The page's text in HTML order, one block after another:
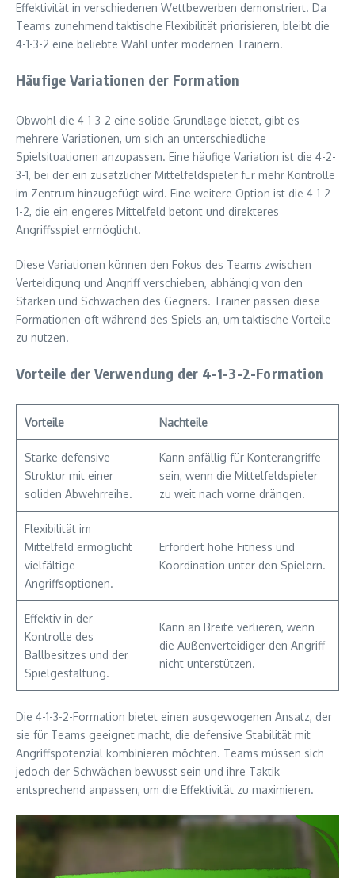
Effektivität in verschiedenen Wettbewerben demonstriert. Da
Teams zunehmend taktische Flexibilität priorisieren, bleibt die
4-1-3-2 eine beliebte Wahl unter modernen Trainern.
Häufige Variationen der Formation
Obwohl die 4-1-3-2 eine solide Grundlage bietet, gibt es
mehrere Variationen, um sich an unterschiedliche
Spielsituationen anzupassen. Eine häufige Variation ist die 4-2-
3-1, bei der ein zusätzlicher Mittelfeldspieler für mehr Kontrolle
im Zentrum hinzugefügt wird. Eine weitere Option ist die 4-1-2-
1-2, die ein engeres Mittelfeld betont und direkteres
Angriffsspiel ermöglicht.
Diese Variationen können den Fokus des Teams zwischen
Verteidigung und Angriff verschieben, abhängig von den
Stärken und Schwächen des Gegners. Trainer passen diese
Formationen oft während des Spiels an, um taktische Vorteile
zu nutzen.
Vorteile der Verwendung der 4-1-3-2-Formation
Vorteile Nachteile
Starke defensive
Struktur mit einer
soliden Abwehrreihe.
Kann anfällig für Konterangriffe
sein, wenn die Mittelfeldspieler
zu weit nach vorne drängen.
Flexibilität im
Mittelfeld ermöglicht
vielfältige
Angriffsoptionen.
Erfordert hohe Fitness und
Koordination unter den Spielern.
Effektiv in der
Kontrolle des
Ballbesitzes und der
Spielgestaltung.
Kann an Breite verlieren, wenn
die Außenverteidiger den Angriff
nicht unterstützen.
Die 4-1-3-2-Formation bietet einen ausgewogenen Ansatz, der
sie für Teams geeignet macht, die defensive Stabilität mit
Angriffspotenzial kombinieren möchten. Teams müssen sich
jedoch der Schwächen bewusst sein und ihre Taktik
entsprechend anpassen, um die Effektivität zu maximieren.